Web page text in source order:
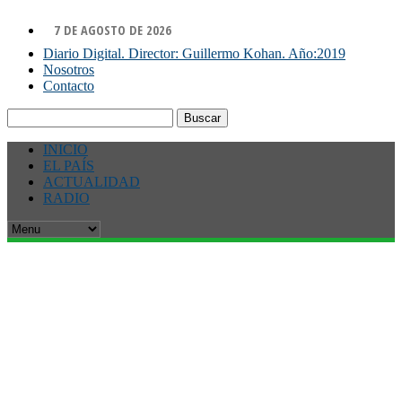
7 DE AGOSTO DE 2026
Diario Digital. Director: Guillermo Kohan. Año:2019
Nosotros
Contacto
INICIO
EL PAÍS
ACTUALIDAD
RADIO